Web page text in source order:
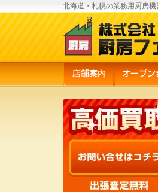
北海道・札幌の業務用厨房